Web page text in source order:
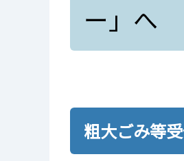
ー」へ
粗大ごみ等